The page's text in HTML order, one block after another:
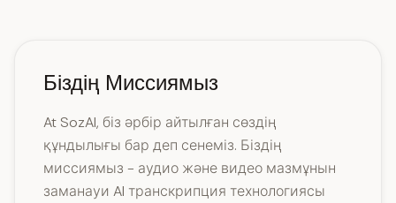
Біздің Миссиямыз
At SozAI, біз әрбір айтылған сөздің
құндылығы бар деп сенеміз. Біздің
миссиямыз - аудио және видео мазмұнын
заманауи AI транскрипция технологиясы